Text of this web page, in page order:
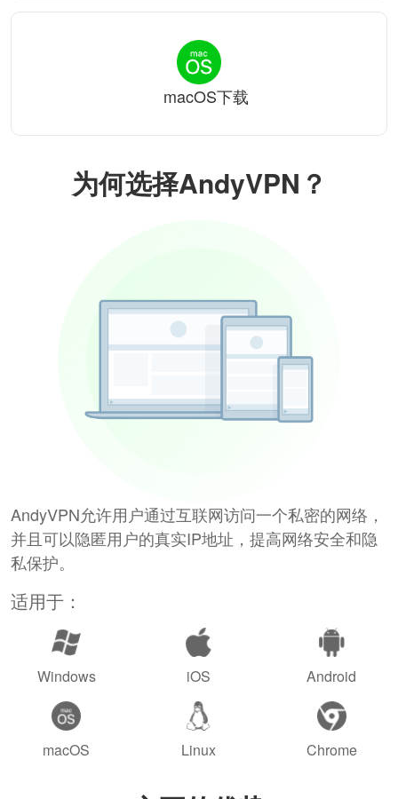
为何选择AndyVPN？
AndyVPN允许用户通过互联网访问一个私密的网络，
并且可以隐匿用户的真实IP地址，提高网络安全和隐
私保护。
适用于：
Windows iOS Android
macOS Linux Chrome
macOS下载